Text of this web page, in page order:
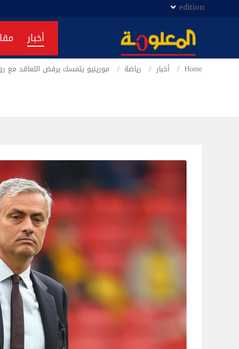
edition
أخبار
Home أخبار رياضة مورينيو يتمسك برفض التعاقد مع